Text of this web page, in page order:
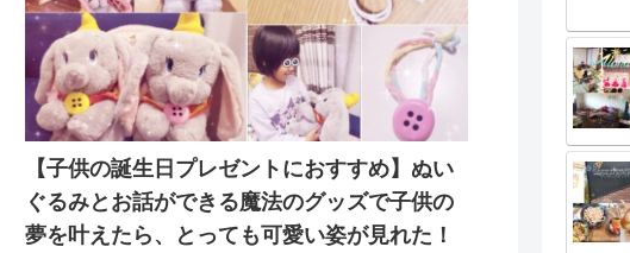
【子供の誕生日プレゼントにおすすめ】ぬい
ぐるみとお話ができる魔法のグッズで子供の
夢を叶えたら、とっても可愛い姿が見れた！